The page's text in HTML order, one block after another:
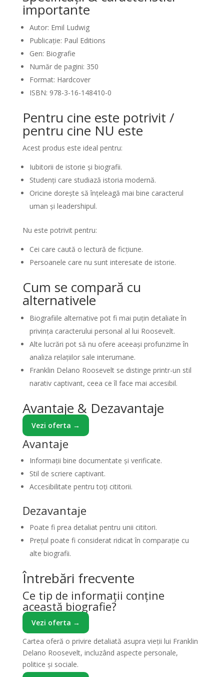
importante
Autor: Emil Ludwig
Publicație: Paul Editions
Gen: Biografie
Număr de pagini: 350
Format: Hardcover
ISBN: 978-3-16-148410-0
Pentru cine este potrivit /
pentru cine NU este
Acest produs este ideal pentru:
Iubitorii de istorie și biografii.
Studenți care studiază istoria modernă.
Oricine dorește să înțeleagă mai bine caracterul
uman și leadershipul.
Nu este potrivit pentru:
Cei care caută o lectură de ficțiune.
Persoanele care nu sunt interesate de istorie.
Cum se compară cu
alternativele
Biografiile alternative pot fi mai puțin detaliate în
privința caracterului personal al lui Roosevelt.
Alte lucrări pot să nu ofere aceeași profunzime în
analiza relațiilor sale interumane.
Franklin Delano Roosevelt se distinge printr-un stil
narativ captivant, ceea ce îl face mai accesibil.
Avantaje & Dezavantaje
Vezi oferta →
Avantaje
Informații bine documentate și verificate.
Stil de scriere captivant.
Accesibilitate pentru toți cititorii.
Dezavantaje
Poate fi prea detaliat pentru unii cititori.
Prețul poate fi considerat ridicat în comparație cu
alte biografii.
Întrebări frecvente
Ce tip de informații conține
această biografie?
Vezi oferta →
Cartea oferă o privire detaliată asupra vieții lui Franklin
Delano Roosevelt, incluzând aspecte personale,
politice și sociale.